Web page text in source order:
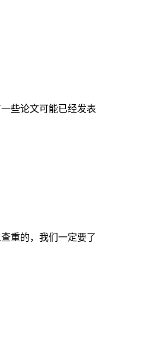
些论文可能已经发表
重的，我们一定要了